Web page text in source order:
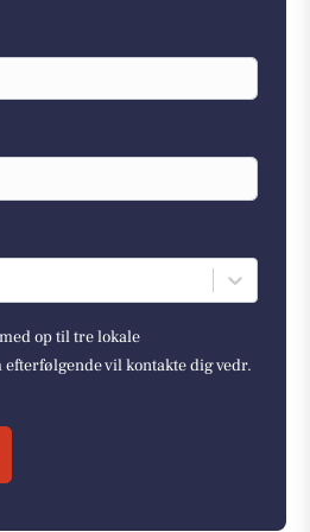
op til tre lokale
vil kontakte dig vedr.